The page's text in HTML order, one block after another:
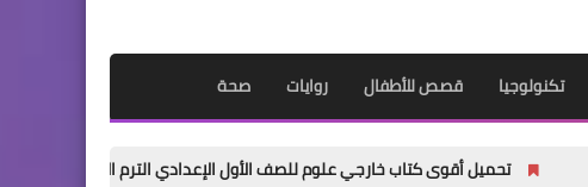
تكنولوجيا قصص للأطفال روايات صحة
تحميل أقوى كتاب خارجي علوم للصف الأول الإعدادي الترم الأول 2027 PDF | شرح + تدريبات + إجابات نموذجية